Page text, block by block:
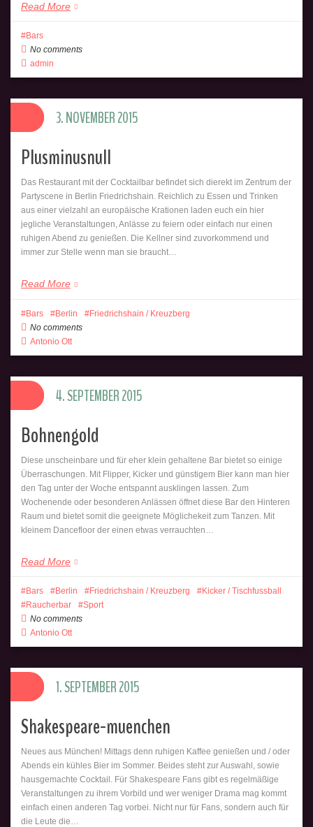
Read More
Bars
No comments
admin
Plusminusnull
Das Restaurant mit der Cocktailbar befindet sich dierekt im Zentrum der
Partyscene in Berlin Friedrichshain. Reichlich zu Essen und Trinken
aus einer vielzahl an europäische Krationen laden euch ein hier
jegliche Veranstaltungen, Anlässe zu feiern oder einfach nur einen
ruhigen Abend zu genießen. Die Kellner sind zuvorkommend und
immer zur Stelle wenn man sie braucht…
Read More
3. NOVEMBER 2015
Bars Berlin
Friedrichshain / Kreuzberg
No comments
Antonio Ott
Bohnengold
Diese unscheinbare und für eher klein gehaltene Bar bietet so einige
Überraschungen. Mit Flipper, Kicker und günstigem Bier kann man hier
den Tag unter der Woche entspannt ausklingen lassen. Zum
Wochenende oder besonderen Anlässen öffnet diese Bar den Hinteren
Raum und bietet somit die geeignete Möglichekeit zum Tanzen. Mit
kleinem Dancefloor der einen etwas verrauchten…
Read More
4. SEPTEMBER 2015
Bars Berlin Friedrichshain / Kreuzberg
Kicker / Tischfussball
Raucherbar
Sport
No comments
Antonio Ott
Shakespeare-muenchen
Neues aus München! Mittags denn ruhigen Kaffee genießen und / oder
Abends ein kühles Bier im Sommer. Beides steht zur Auswahl, sowie
hausgemachte Cocktail. Für Shakespeare Fans gibt es regelmäßige
Veranstaltungen zu ihrem Vorbild und wer weniger Drama mag kommt
einfach einen anderen Tag vorbei. Nicht nur für Fans, sondern auch für
die Leute die…
1. SEPTEMBER 2015